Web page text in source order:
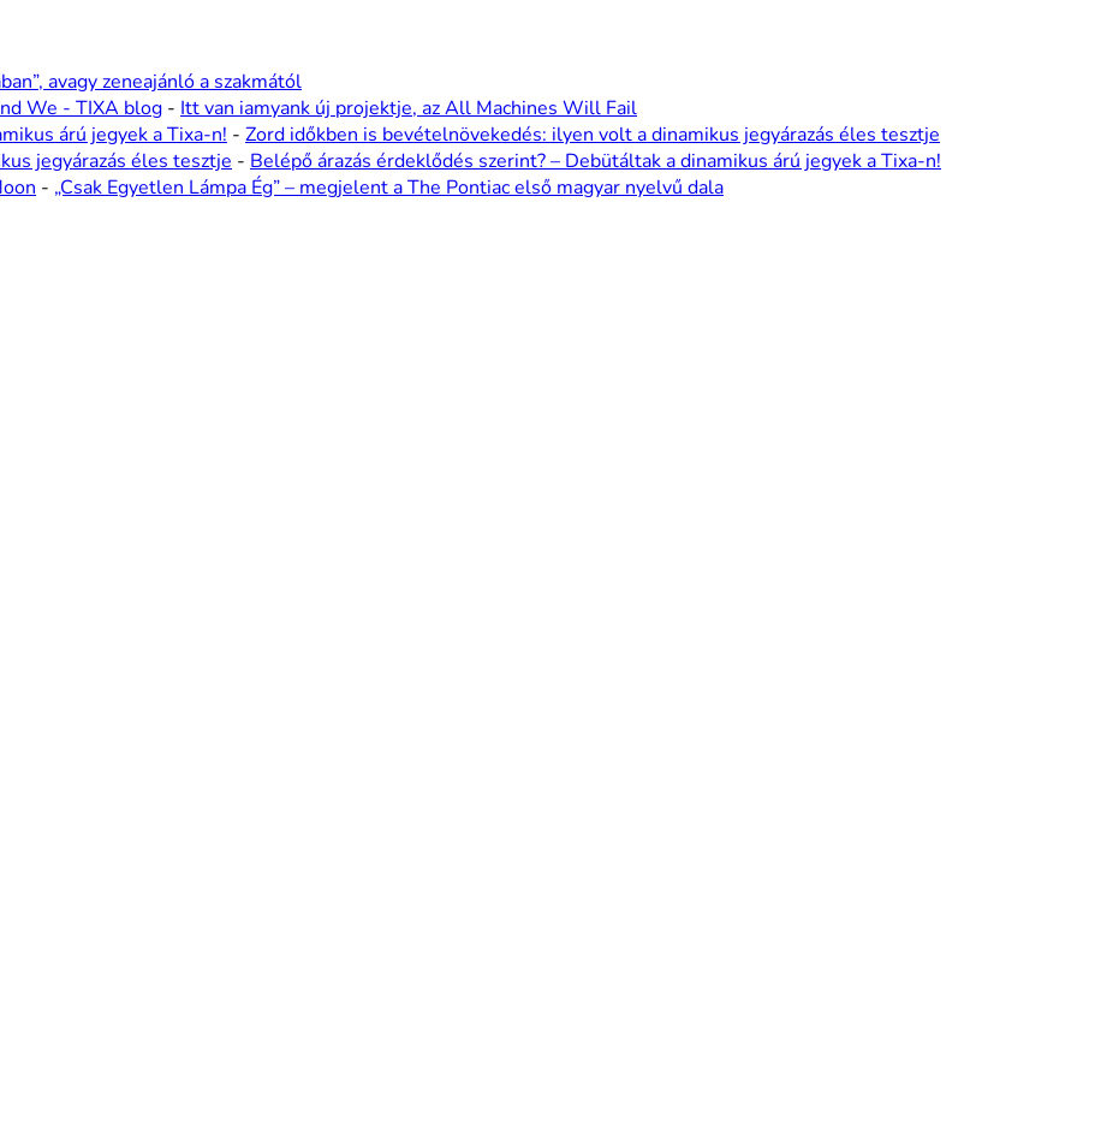
avagy zeneajánló a szakmától
We - TIXA blog - Itt van iamyank új projektje, az All Machines Will Fail
árú jegyek a Tixa-n! - Zord időkben is bevételnövekedés: ilyen volt a dinamikus jegyárazás éles tesztje
jegyárazás éles tesztje - Belépő árazás érdeklődés szerint? – Debütáltak a dinamikus árú jegyek a Tixa-n!
- „Csak Egyetlen Lámpa Ég” – megjelent a The Pontiac első magyar nyelvű dala